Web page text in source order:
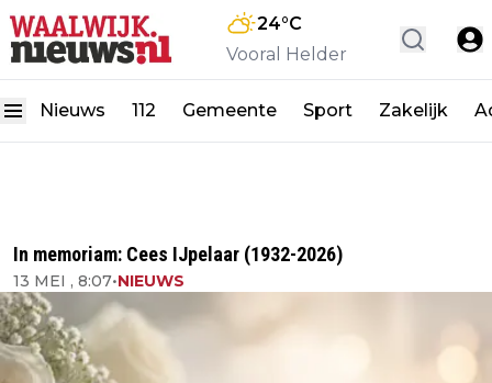
24°C
Vooral Helder
Nieuws 112 Gemeente Sport Zakelijk
In memoriam: Cees IJpelaar (1932-2026)
13 MEI , 8:07•NIEUWS